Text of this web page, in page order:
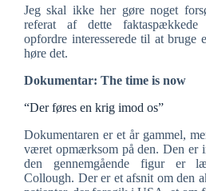
Jeg skal ikke her gøre noget
referat af dette
opfordre interesserede til at bruge
høre det.
Dokumentar: The time is now
“Der føres en krig imod os”
Dokumentaren er et år gammel,
været opmærksom på den. Den er
den gennemgående figur er
Collough. Der er et afsnit om den